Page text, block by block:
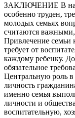
ЗАКЛЮЧЕНИЕ В
особенно труден,
молодых семьях
считаются
Привлечение семьи
требует от
каждому ребенку.
обязательное
Центральную роль в
личность
именно семья
личности и
воспитательную,